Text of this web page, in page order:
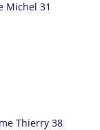
Michel 31
Thierry 38